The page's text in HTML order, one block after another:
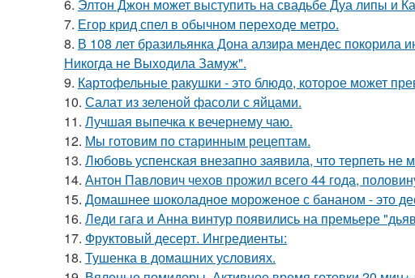
6. Элтон Джон может выступить на свадьбе Дуа липы и
7. Егор крид спел в обычном переходе метро.
8. В 108 лет бразильянка Дона алзира мендес покорила
Никогда не Выходила Замуж".
9. Картофельные ракушки - это блюдо, которое может
10. Салат из зеленой фасоли с яйцами.
11. Лучшая выпечка к вечернему чаю.
12. Мы готовим по старинным рецептам.
13. Любовь успенская внезапно заявила, что терпеть не
14. Антон Павлович чехов прожил всего 44 года,
15. Домашнее шоколадное мороженое с бананом - это
16. Леди гага и Анна винтур появились на премьере
17. Фруктовый десерт. Ингредиенты:
18. Тушенка в домашних условиях.